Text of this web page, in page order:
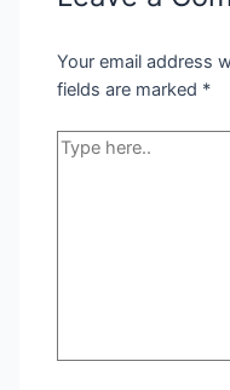
Your email address
fields are marked *
Type